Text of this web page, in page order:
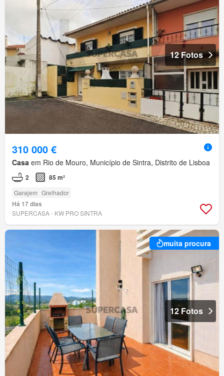
12 Fotos
310 000 €
Casa em Rio de Mouro, Município de Sintra, Distrito de Lisboa
2 85 m²
Garajem Grelhador
Há 17 dias
SUPERCASA - KW PRO SINTRA
muita procura
12 Fotos